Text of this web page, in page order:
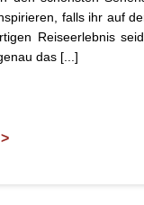
falls ihr auf
Reiseerlebnis
das [...]